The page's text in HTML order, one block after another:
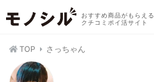
おすすめ商品がもらえる
クチコミポイ活サイト
TOP さっちゃん